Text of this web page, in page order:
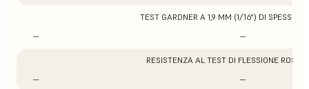
TEST GARDNER A 1,9 MM (1/16") DI SPESSORE
– –
RESISTENZA AL TEST DI FLESSIONE ROSS
– –